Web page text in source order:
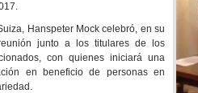
Hanspeter Mock celebró, en su
junto a los titulares de los
con quienes iniciará una
en beneficio de personas en